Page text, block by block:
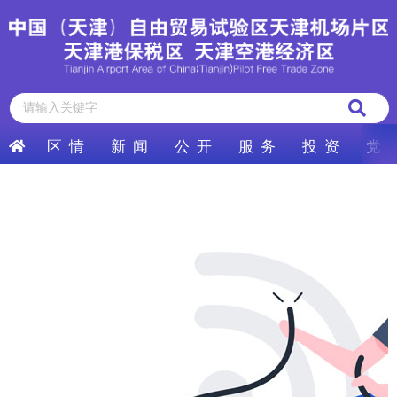
区 情 新 闻 公 开 服 务 投 资 党